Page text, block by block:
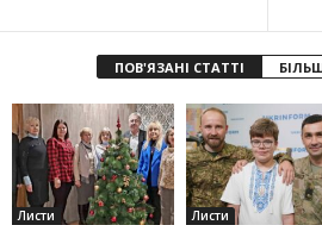
ПОВ'ЯЗАНІ СТАТТІ
Листи Листи